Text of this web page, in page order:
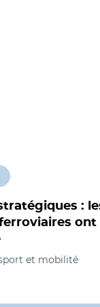
:
ont
et mobilité